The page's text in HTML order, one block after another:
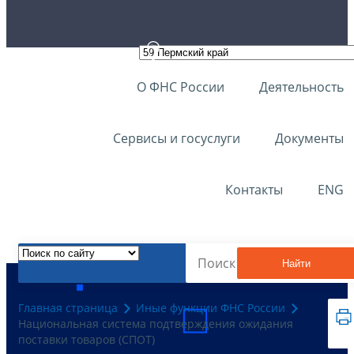
О ФНС России Деятельность
Сервисы и госуслуги Документы
Контакты ENG
Найти
Главная страница
Иные функции ФНС России
Национальная система подтверждения ожидания
поставки товаров (СПОТ)